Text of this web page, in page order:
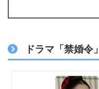
ドラマ「禁婚令